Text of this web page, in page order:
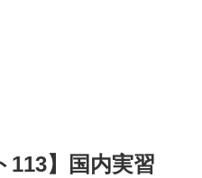
ト113】国内実習「じぶん・たび」
113】国内実習